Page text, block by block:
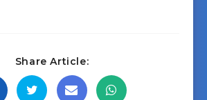
Share Article: